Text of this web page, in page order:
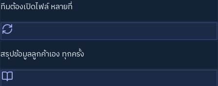
ทีมต้องเปิดไฟล์ หลายที่
สรุปข้อมูลลูกค้าเอง ทุกครั้ง